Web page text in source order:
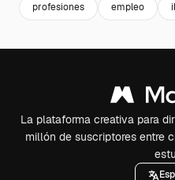
profesiones empleo
La plataforma creativa para
millón de suscriptores entre